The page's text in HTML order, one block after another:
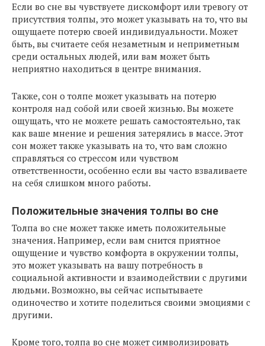
Если во сне вы чувствуете дискомфорт или тревогу от
присутствия толпы, это может указывать на то, что вы
ощущаете потерю своей индивидуальности. Может
быть, вы считаете себя незаметным и неприметным
среди остальных людей, или вам может быть
неприятно находиться в центре внимания.
Также, сон о толпе может указывать на потерю
контроля над собой или своей жизнью. Вы можете
ощущать, что не можете решать самостоятельно, так
как ваше мнение и решения затерялись в массе. Этот
сон может также указывать на то, что вам сложно
справляться со стрессом или чувством
ответственности, особенно если вы часто взваливаете
на себя слишком много работы.
Положительные значения толпы во сне
Толпа во сне может также иметь положительные
значения. Например, если вам снится приятное
ощущение и чувство комфорта в окружении толпы,
это может указывать на вашу потребность в
социальной активности и взаимодействии с другими
людьми. Возможно, вы сейчас испытываете
одиночество и хотите поделиться своими эмоциями с
другими.
Кроме того, толпа во сне может символизировать